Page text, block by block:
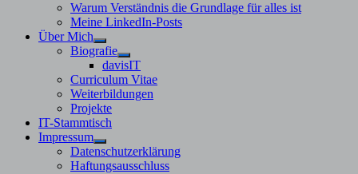
Warum Verständnis die Grundlage für alles ist
Meine LinkedIn-Posts
Über Mich
Untermenü
anzeigen
Biografie
Untermenü
anzeigen
davisIT
Curriculum Vitae
Weiterbildungen
Projekte
IT-Stammtisch
Impressum
Untermenü
anzeigen
Datenschutzerklärung
Haftungsausschluss